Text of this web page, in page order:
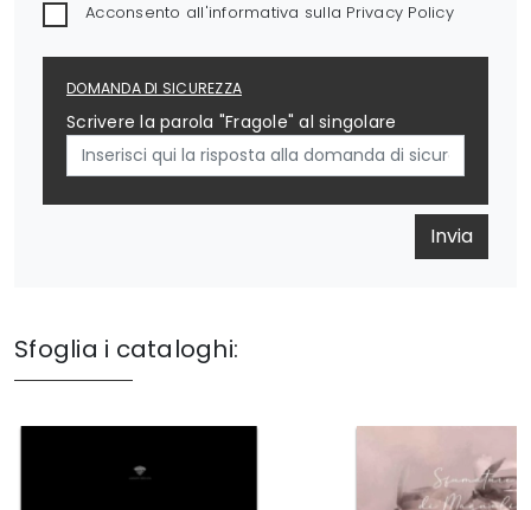
Acconsento all'informativa sulla Privacy Policy
DOMANDA DI SICUREZZA
Scrivere la parola "Fragole" al singolare
Invia
Sfoglia i cataloghi: